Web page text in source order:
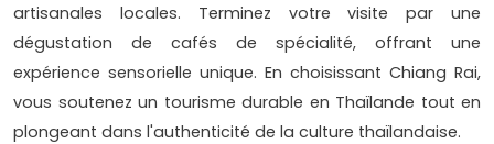
artisanales locales. Terminez votre visite par une
dégustation de cafés de spécialité, offrant une
expérience sensorielle unique. En choisissant Chiang Rai,
vous soutenez un tourisme durable en Thaïlande tout en
plongeant dans l'authenticité de la culture thaïlandaise.